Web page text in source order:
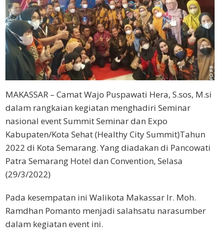
MAKASSAR – Camat Wajo Puspawati Hera, S.sos, M.si
dalam rangkaian kegiatan menghadiri Seminar
nasional event Summit Seminar dan Expo
Kabupaten/Kota Sehat (Healthy City Summit)Tahun
2022 di Kota Semarang. Yang diadakan di Pancowati
Patra Semarang Hotel dan Convention, Selasa
(29/3/2022)
Pada kesempatan ini Walikota Makassar Ir. Moh.
Ramdhan Pomanto menjadi salahsatu narasumber
dalam kegiatan event ini.